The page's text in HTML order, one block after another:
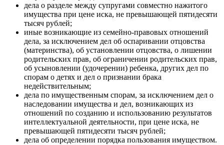
дела о разделе между супругами совместно нажитого
имущества при цене иска, не превышающей пятидесяти
тысяч рублей;
иные возникающие из семейно-правовых отношений
дела, за исключением дел об оспаривании отцовства
(материнства), об установлении отцовства, о лишении
родительских прав, об ограничении родительских прав,
об усыновлении (удочерении) ребенка, других дел по
спорам о детях и дел о признании брака
недействительным;
дела по имущественным спорам, за исключением дел о
наследовании имущества и дел, возникающих из
отношений по созданию и использованию результатов
интеллектуальной деятельности, при цене иска, не
превышающей пятидесяти тысяч рублей;
дела об определении порядка пользования имуществом.